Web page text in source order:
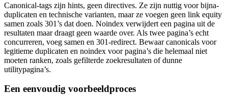
Canonical-tags zijn hints, geen directives. Ze zijn nuttig voor bijna-
duplicaten en technische varianten, maar ze voegen geen link equity
samen zoals 301’s dat doen. Noindex verwijdert een pagina uit de
resultaten maar draagt geen waarde over. Als twee pagina’s echt
concurreren, voeg samen en 301-redirect. Bewaar canonicals voor
legitieme duplicaten en noindex voor pagina’s die helemaal niet
moeten ranken, zoals gefilterde zoekresultaten of dunne
utilitypagina’s.
Een eenvoudig voorbeeldproces